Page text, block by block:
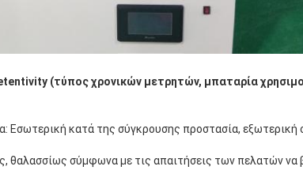
(τύπος χρονικών μετρητών, μπαταρία
Εσωτερική κατά της σύγκρουσης προστασία, εξωτερική
θαλασσίως σύμφωνα με τις απαιτήσεις των πελατών να